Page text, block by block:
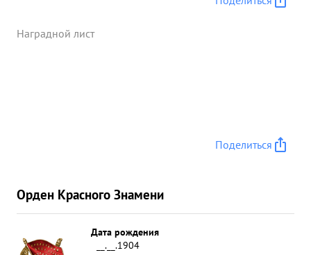
Наградной лист
Поделиться
Орден Красного Знамени
Дата рождения
__.__.1904